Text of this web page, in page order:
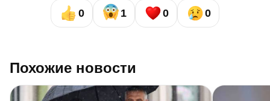
0 1 0 0
Похожие новости